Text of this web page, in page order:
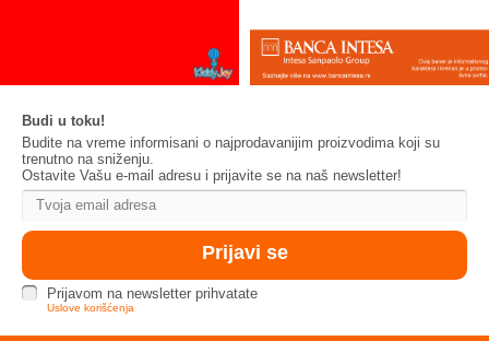
Budi u toku!
Budite na vreme informisani o najprodavanijim proizvodima koji su
trenutno na sniženju.
Ostavite Vašu e-mail adresu i prijavite se na naš newsletter!
Prijavom na newsletter prihvatate
Uslove korišćenja